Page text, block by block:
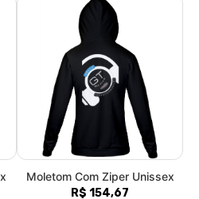
3x de R$ 51,56 sem juros
P, M, G, GG